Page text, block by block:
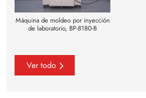
Máquina de moldeo por inyección
de laboratorio, BP-8180-B
Ver todo